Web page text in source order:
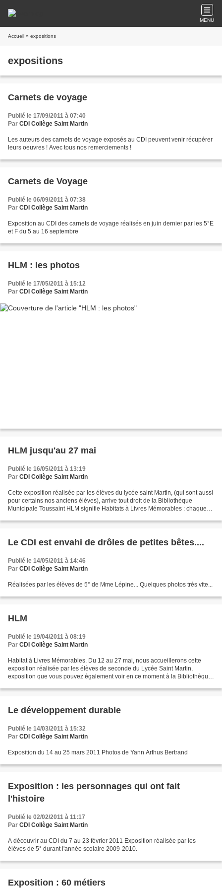
MENU
Accueil » expositions
expositions
Carnets de voyage
Publié le 17/09/2011 à 07:40
Par CDI Collège Saint Martin
Les auteurs des carnets de voyage exposés au CDI peuvent venir récupérer
leurs oeuvres ! Avec tous nos remerciements !
Carnets de Voyage
Publié le 06/09/2011 à 07:38
Par CDI Collège Saint Martin
Exposition au CDI des carnets de voyage réalisés en juin dernier par les 5°E
et F du 5 au 16 septembre
HLM : les photos
Publié le 17/05/2011 à 15:12
Par CDI Collège Saint Martin
HLM jusqu'au 27 mai
Publié le 16/05/2011 à 13:19
Par CDI Collège Saint Martin
Cette exposition réalisée par les élèves du lycée saint Martin, (qui sont aussi
pour certains nos anciens élèves), arrive tout droit de la Bibliothèque
Municipale Toussaint HLM signifie Habitats à Livres Mémorables : chaque
Le CDI est envahi de drôles de petites bêtes....
Publié le 14/05/2011 à 14:46
Par CDI Collège Saint Martin
Réalisées par les élèves de 5° de Mme Lépine... Quelques photos très vite...
HLM
Publié le 19/04/2011 à 08:19
Par CDI Collège Saint Martin
Habitat à Livres Mémorables. Du 12 au 27 mai, nous accueillerons cette
exposition réalisée par les élèves de seconde du Lycée Saint Martin,
exposition que vous pouvez également voir en ce moment à la Bibliothèque
Le développement durable
Publié le 14/03/2011 à 15:32
Par CDI Collège Saint Martin
Exposition du 14 au 25 mars 2011 Photos de Yann Arthus Bertrand
Exposition : les personnages qui ont fait
l'histoire
Publié le 02/02/2011 à 11:17
Par CDI Collège Saint Martin
A découvrir au CDI du 7 au 23 février 2011 Exposition réalisée par les
élèves de 5° durant l'année scolaire 2009-2010.
Exposition : 60 métiers